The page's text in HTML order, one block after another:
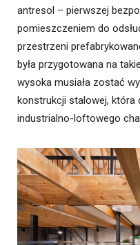
antresol – pierwszej
pomieszczeniem do
przestrzeni
była przygotowana na
wysoka musiała zostać
konstrukcji stalowej, która
industrialno-loftowego